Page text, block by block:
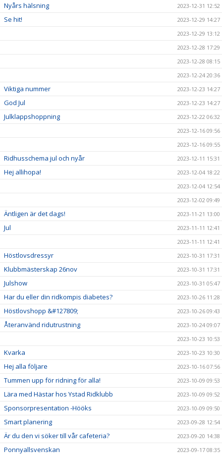
Nyårs hälsning 2023-12-31 12:52
Se hit!
2023-12-29 14:27
2023-12-29 13:12
2023-12-28 17:29
2023-12-28 08:15
2023-12-24 20:36
Viktiga nummer 2023-12-23 14:27
God Jul 2023-12-23 14:27
Julklappshoppning
2023-12-22 06:32
2023-12-16 09:56
2023-12-16 09:55
Ridhusschema jul och nyår 2023-12-11 15:31
Hej allihopa!
2023-12-04 18:22
2023-12-04 12:54
2023-12-02 09:49
Äntligen är det dags! 2023-11-21 13:00
Jul
2023-11-11 12:41
2023-11-11 12:41
Höstlovsdressyr 2023-10-31 17:31
Klubbmästerskap 26nov 2023-10-31 17:31
Julshow 2023-10-31 05:47
Har du eller din ridkompis diabetes? 2023-10-26 11:28
Höstlovshopp &#127809; 2023-10-26 09:43
Återanvänd ridutrustning
2023-10-24 09:07
2023-10-23 10:53
Kvarka 2023-10-23 10:30
Hej alla följare 2023-10-16 07:56
Tummen upp för ridning för alla! 2023-10-09 09:53
Lära med Hästar hos Ystad Ridklubb 2023-10-09 09:52
Sponsorpresentation -Hööks 2023-10-09 09:50
Smart planering 2023-09-28 12:54
Är du den vi söker till vår cafeteria? 2023-09-20 14:38
Ponnyallsvenskan
2023-09-17 08:35